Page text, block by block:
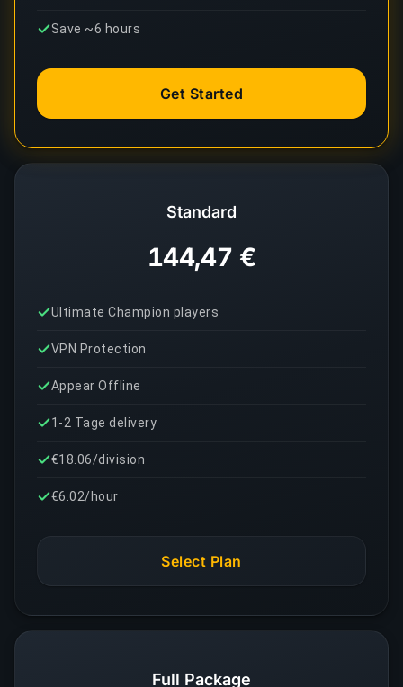
Standard
144,47 €
Ultimate Champion players
VPN Protection
Appear Offline
1-2 Tage delivery
€18.06/division
€6.02/hour
Select Plan
Save ~6 hours
Get Started
Full Package